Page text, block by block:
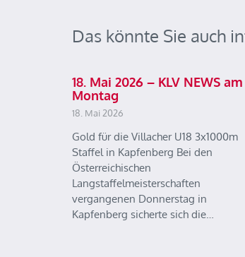
Das könnte Sie auch
18. Mai 2026 – KLV NEWS am
Montag
18. Mai 2026
Gold für die Villacher U18 3x1000m
Staffel in Kapfenberg Bei den
Österreichischen
Langstaffelmeisterschaften
vergangenen Donnerstag in
Kapfenberg sicherte sich die…